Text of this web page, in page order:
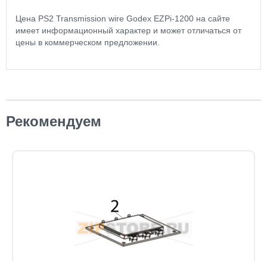
Цена PS2 Transmission wire Godex EZPi-1200 на сайте
имеет информационный характер и может отличаться от
цены в коммерческом предложении.
Рекомендуем